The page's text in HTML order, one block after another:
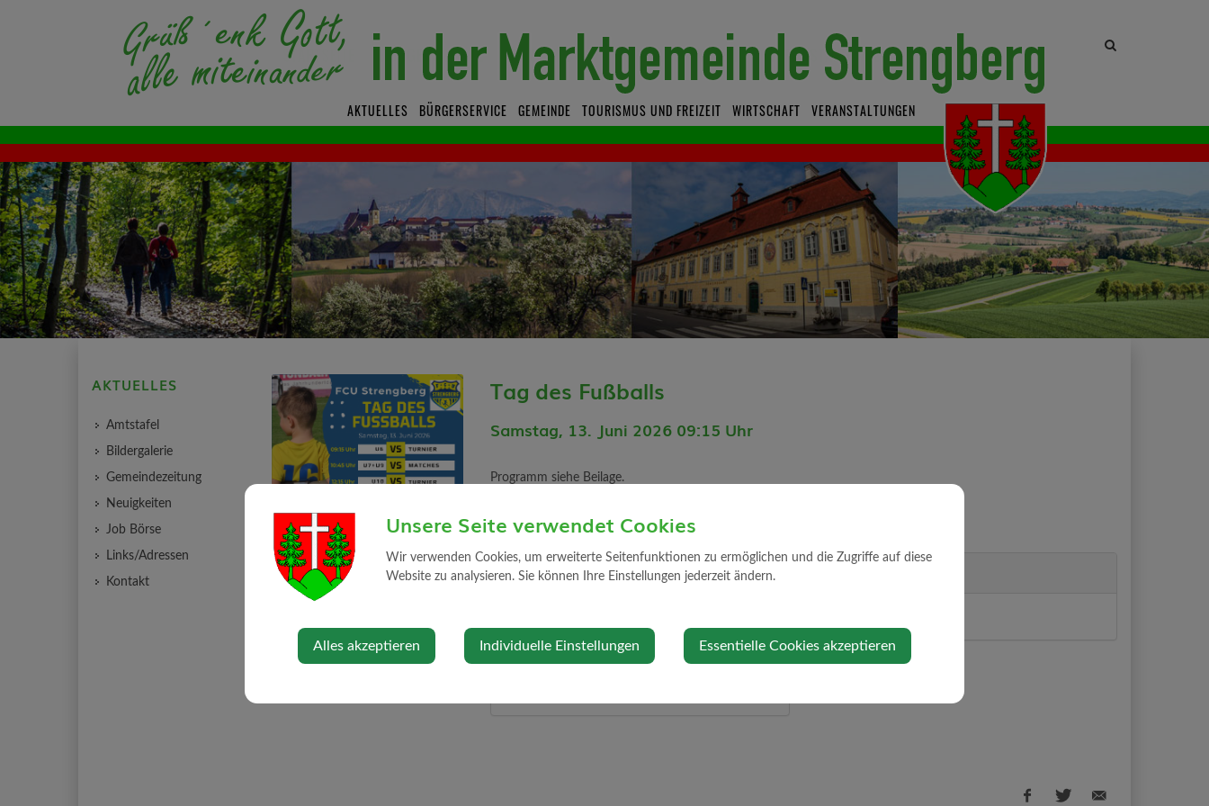
Site
AKTUELLES BÜRGERSERVICE GEMEINDE TOURISMUS UND FREIZEIT WIRTSCHAFT VERANSTALTUNGEN
Tag des Fußballs
Samstag, 13. Juni 2026 09:15 Uhr
Programm siehe Beilage.
Veranstaltungsort
3314 Strengberg
AKTUELLES
Amtstafel
Bildergalerie
Gemeindezeitung
Neuigkeiten
Job Börse
Links/Adressen
Kontakt
Unsere Seite verwendet Cookies
Wir verwenden Cookies, um erweiterte Seitenfunktionen zu ermöglichen und die Zugriffe auf diese
Website zu analysieren. Sie können Ihre Einstellungen jederzeit ändern.
Alles akzeptieren Individuelle Einstellungen Essentielle Cookies akzeptieren